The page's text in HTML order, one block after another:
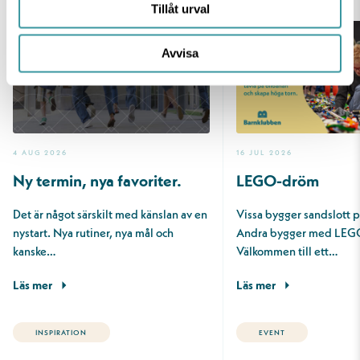
Tillåt urval
Avvisa
4 AUG 2026
Ny termin, nya favoriter.
Det är något särskilt med känslan av en
nystart. Nya rutiner, nya mål och
kanske…
Läs mer
INSPIRATION
16 JUL 2026
LEGO-dröm
Vissa bygger sandslott
Andra bygger med
Välkommen till ett…
Läs mer
EVENT